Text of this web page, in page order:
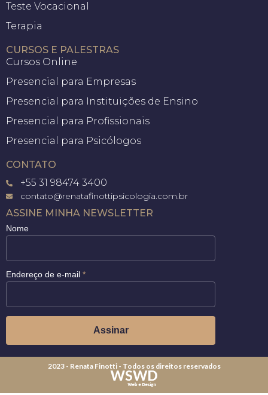
Teste Vocacional
Terapia
CURSOS E PALESTRAS
Cursos Online
Presencial para Empresas
Presencial para Instituições de Ensino
Presencial para Profissionais
Presencial para Psicólogos
CONTATO
+55 31 98474 3400
contato@renatafinottipsicologia.com.br
ASSINE MINHA NEWSLETTER
Nome
Endereço de e-mail *
2023 - Renata Finotti - Todos os direitos reservados